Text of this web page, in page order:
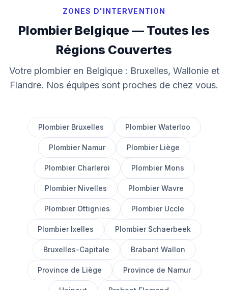
ZONES D'INTERVENTION
Plombier Belgique — Toutes les
Régions Couvertes
Votre plombier en Belgique : Bruxelles, Wallonie et
Flandre. Nos équipes sont proches de chez vous.
Plombier Bruxelles Plombier Waterloo
Plombier Namur Plombier Liège
Plombier Charleroi Plombier Mons
Plombier Nivelles Plombier Wavre
Plombier Ottignies Plombier Uccle
Plombier Ixelles Plombier Schaerbeek
Bruxelles-Capitale Brabant Wallon
Province de Liège Province de Namur